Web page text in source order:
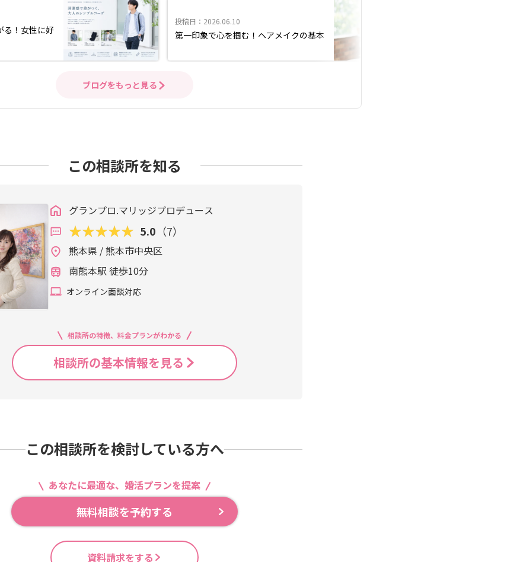
る！女性に好
投稿日：2026.06.10
第一印象で心を掴む！ヘアメイクの基本
ブログをもっと見る
この相談所を知る
グランプロ.マリッジプロデュース
5.0 （7）
熊本県 / 熊本市中央区
南熊本駅 徒歩10分
オンライン面談対応
相談所の特徴、料金プランがわかる
相談所の基本情報を見る
この相談所を検討している方へ
あなたに最適な、婚活プランを提案
無料相談を予約する
資料請求をする